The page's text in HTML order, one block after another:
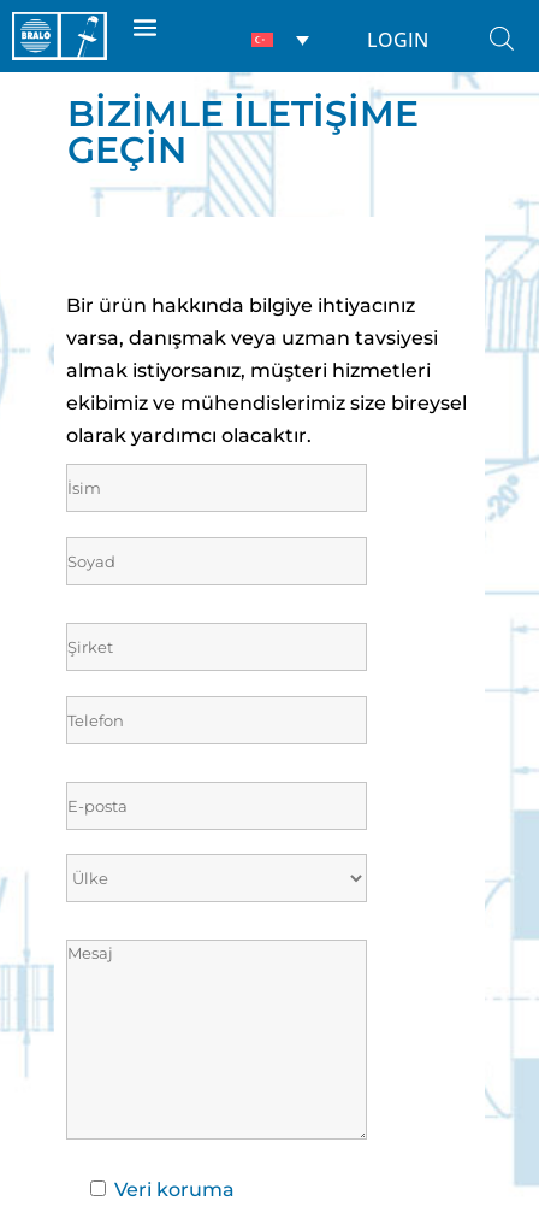
LOGIN
BİZİMLE İLETİŞİME
GEÇİN
Bir ürün hakkında bilgiye ihtiyacınız
varsa, danışmak veya uzman tavsiyesi
almak istiyorsanız, müşteri hizmetleri
ekibimiz ve mühendislerimiz size bireysel
olarak yardımcı olacaktır.
Veri koruma